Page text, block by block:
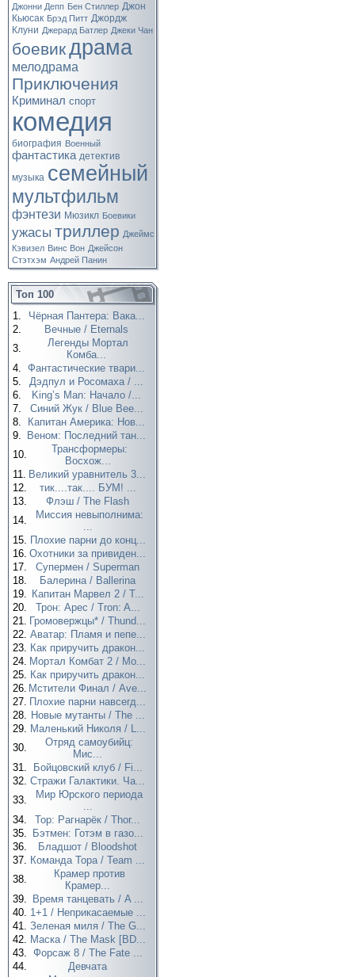
Джонни Депп Бен Стиллер Джон
Кьюсак Брэд Питт Джордж
Клуни Джерард Батлер Джеки Чан
боевикдрама
мелодрама
Приключения
Криминал спорт
комедия
биография Военный
фантастика детектив
музыка семейный
мультфильм
фэнтези Мюзикл Боевики
ужасы триллер Джеймс
Кэвизел Винс Вон Джейсон
Стэтхэм Андрей Панин
Топ 100
1.
Чёрная Пантера: Вака...
2.
Вечные / Eternals
3.
Легенды Мортал
Комба...
4. Фантастические твари...
5.
Дэдпул и Росомаха / ...
6.
King’s Man: Начало /...
7.
Синий Жук / Blue Bee...
8.
Капитан Америка: Нов...
9.
Веном: Последний тан...
10.
Трансформеры:
Восхож...
11. Великий уравнитель 3...
12.
тик....так.... БУМ! ...
13.
Флэш / The Flash
14.
Миссия невыполнима:
...
15. Плохие парни до конц...
16. Охотники за привиден...
17.
Супермен / Superman
18.
Балерина / Ballerina
19. Капитан Марвел 2 / T...
20.
Трон: Арес / Tron: A...
21. Громовержцы* / Thund...
22. Аватар: Пламя и пепе...
23. Как приручить дракон...
24. Мортал Комбат 2 / Mo...
25. Как приручить дракон...
26. Мстители Финал / Ave...
27. Плохие парни навсегд...
28. Новые мутанты / The ...
29. Маленький Николя / L...
30.
Отряд самоубийц:
Мис...
31.
Бойцовский клуб / Fi...
32. Стражи Галактики. Ча...
33.
Мир Юрского периода
...
34.
Тор: Рагнарёк / Thor...
35.
Бэтмен: Готэм в газо...
36.
Бладшот / Bloodshot
37. Команда Тора / Team ...
38.
Крамер против
Крамер...
39.
Время танцевать / A ...
40. 1+1 / Неприкасаемые ...
41. Зеленая миля / The G...
42. Маска / The Mask [BD...
43. Форсаж 8 / The Fate ...
44.
Девчата